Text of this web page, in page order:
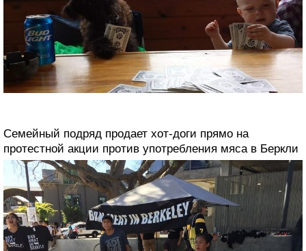
Семейный подряд продает хот-доги прямо на
протестной акции против употребления мяса в Беркли